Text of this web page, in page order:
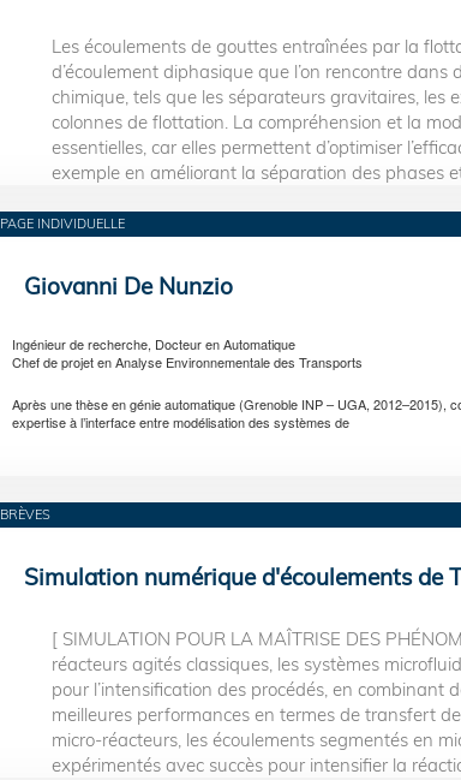
Les écoulements de gouttes entraînées par la
d’écoulement diphasique que l’on rencontre
chimique, tels que les séparateurs gravitaires, les
colonnes de flottation. La compréhension et la
essentielles, car elles permettent d’optimiser
exemple en améliorant la séparation des phases
PAGE INDIVIDUELLE
Giovanni De Nunzio
Ingénieur de recherche, Docteur en Automatique
Chef de projet en Analyse Environnementale des Transports
Après une thèse en génie automatique (Grenoble INP – UGA, 2012–2015),
expertise à l’interface entre modélisation des systèmes de
BRÈVES
Simulation numérique d'écoulements de
[ SIMULATION POUR LA MAÎTRISE DES
réacteurs agités classiques, les systèmes
pour l’intensification des procédés, en combinant
meilleures performances en termes de transfert
micro-réacteurs, les écoulements segmentés en
expérimentés avec succès pour intensifier la